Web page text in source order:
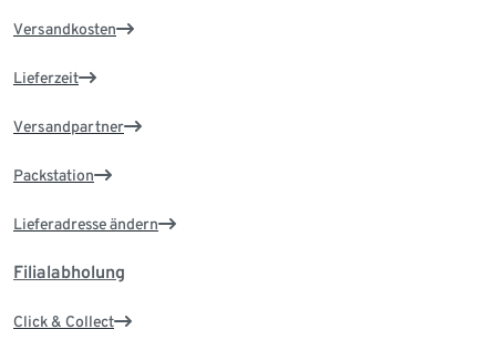
Versandkosten
Lieferzeit
Versandpartner
Packstation
Lieferadresse ändern
Filialabholung
Click & Collect